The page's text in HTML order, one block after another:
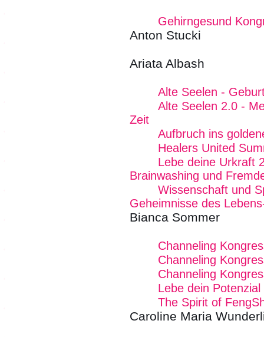
Gehirngesund
Anton Stucki
Ariata Albash
Alte Seelen -
Alte Seelen 2.0 -
Zeit
Aufbruch ins
Healers United
Lebe deine Urkraft
Brainwashing und
Wissenschaft und
Geheimnisse des
Bianca Sommer
Channeling
Channeling
Channeling
Lebe dein Potenzial
The Spirit of
Caroline Maria